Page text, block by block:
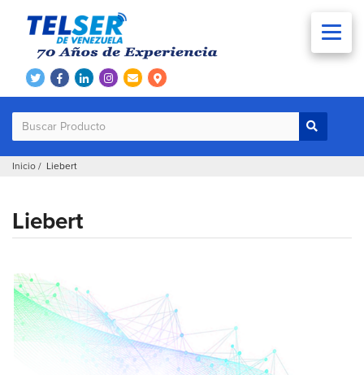
Inicio / Liebert
Liebert